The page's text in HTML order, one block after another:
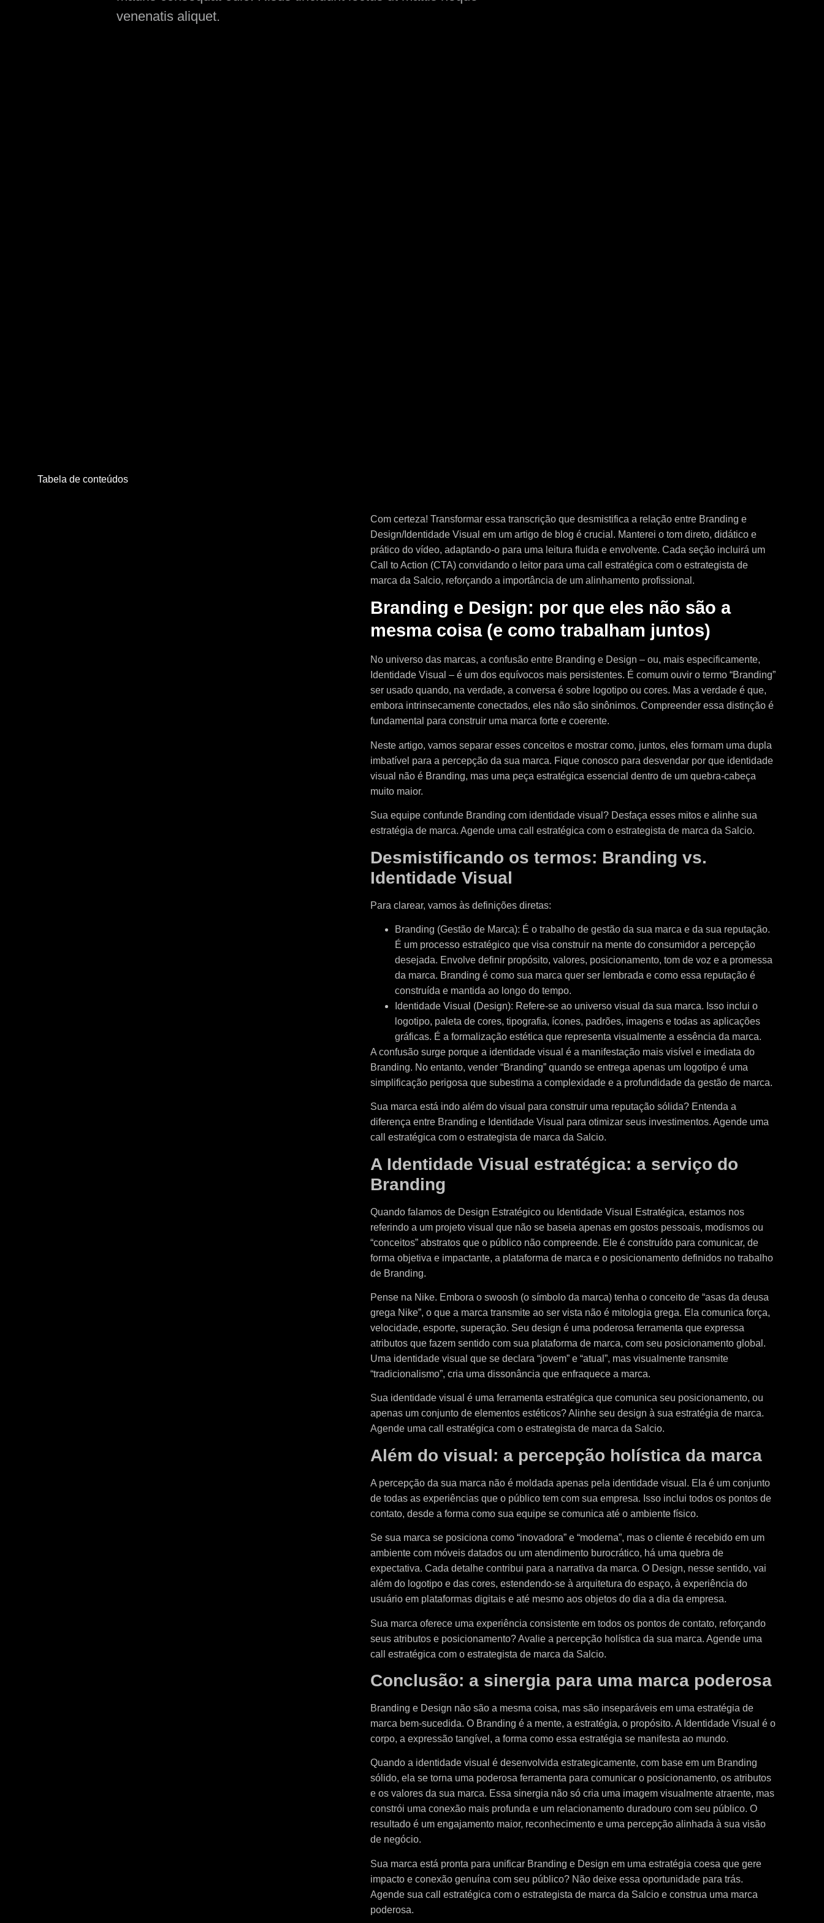
venenatis aliquet.
Tabela de conteúdos
Com certeza! Transformar essa transcrição que desmistifica a relação entre Branding e
Design/Identidade Visual em um artigo de blog é crucial. Manterei o tom direto, didático e
prático do vídeo, adaptando-o para uma leitura fluida e envolvente. Cada seção incluirá um
Call to Action (CTA) convidando o leitor para uma call estratégica com o estrategista de
marca da Salcio, reforçando a importância de um alinhamento profissional.
Branding e Design: por que eles não são a
mesma coisa (e como trabalham juntos)
No universo das marcas, a confusão entre Branding e Design – ou, mais especificamente,
Identidade Visual – é um dos equívocos mais persistentes. É comum ouvir o termo “Branding”
ser usado quando, na verdade, a conversa é sobre logotipo ou cores. Mas a verdade é que,
embora intrinsecamente conectados, eles não são sinônimos. Compreender essa distinção é
fundamental para construir uma marca forte e coerente.
Neste artigo, vamos separar esses conceitos e mostrar como, juntos, eles formam uma dupla
imbatível para a percepção da sua marca. Fique conosco para desvendar por que identidade
visual não é Branding, mas uma peça estratégica essencial dentro de um quebra-cabeça
muito maior.
Sua equipe confunde Branding com identidade visual? Desfaça esses mitos e alinhe sua
estratégia de marca. Agende uma call estratégica com o estrategista de marca da Salcio.
Desmistificando os termos: Branding vs.
Identidade Visual
Para clarear, vamos às definições diretas:
Branding (Gestão de Marca): É o trabalho de gestão da sua marca e da sua reputação.
É um processo estratégico que visa construir na mente do consumidor a percepção
desejada. Envolve definir propósito, valores, posicionamento, tom de voz e a promessa
da marca. Branding é como sua marca quer ser lembrada e como essa reputação é
construída e mantida ao longo do tempo.
Identidade Visual (Design): Refere-se ao universo visual da sua marca. Isso inclui o
logotipo, paleta de cores, tipografia, ícones, padrões, imagens e todas as aplicações
gráficas. É a formalização estética que representa visualmente a essência da marca.
A confusão surge porque a identidade visual é a manifestação mais visível e imediata do
Branding. No entanto, vender “Branding” quando se entrega apenas um logotipo é uma
simplificação perigosa que subestima a complexidade e a profundidade da gestão de marca.
Sua marca está indo além do visual para construir uma reputação sólida? Entenda a
diferença entre Branding e Identidade Visual para otimizar seus investimentos. Agende uma
call estratégica com o estrategista de marca da Salcio.
A Identidade Visual estratégica: a serviço do
Branding
Quando falamos de Design Estratégico ou Identidade Visual Estratégica, estamos nos
referindo a um projeto visual que não se baseia apenas em gostos pessoais, modismos ou
“conceitos” abstratos que o público não compreende. Ele é construído para comunicar, de
forma objetiva e impactante, a plataforma de marca e o posicionamento definidos no trabalho
de Branding.
Pense na Nike. Embora o swoosh (o símbolo da marca) tenha o conceito de “asas da deusa
grega Nike”, o que a marca transmite ao ser vista não é mitologia grega. Ela comunica força,
velocidade, esporte, superação. Seu design é uma poderosa ferramenta que expressa
atributos que fazem sentido com sua plataforma de marca, com seu posicionamento global.
Uma identidade visual que se declara “jovem” e “atual”, mas visualmente transmite
“tradicionalismo”, cria uma dissonância que enfraquece a marca.
Sua identidade visual é uma ferramenta estratégica que comunica seu posicionamento, ou
apenas um conjunto de elementos estéticos? Alinhe seu design à sua estratégia de marca.
Agende uma call estratégica com o estrategista de marca da Salcio.
Além do visual: a percepção holística da marca
A percepção da sua marca não é moldada apenas pela identidade visual. Ela é um conjunto
de todas as experiências que o público tem com sua empresa. Isso inclui todos os pontos de
contato, desde a forma como sua equipe se comunica até o ambiente físico.
Se sua marca se posiciona como “inovadora” e “moderna”, mas o cliente é recebido em um
ambiente com móveis datados ou um atendimento burocrático, há uma quebra de
expectativa. Cada detalhe contribui para a narrativa da marca. O Design, nesse sentido, vai
além do logotipo e das cores, estendendo-se à arquitetura do espaço, à experiência do
usuário em plataformas digitais e até mesmo aos objetos do dia a dia da empresa.
Sua marca oferece uma experiência consistente em todos os pontos de contato, reforçando
seus atributos e posicionamento? Avalie a percepção holística da sua marca. Agende uma
call estratégica com o estrategista de marca da Salcio.
Conclusão: a sinergia para uma marca poderosa
Branding e Design não são a mesma coisa, mas são inseparáveis em uma estratégia de
marca bem-sucedida. O Branding é a mente, a estratégia, o propósito. A Identidade Visual é o
corpo, a expressão tangível, a forma como essa estratégia se manifesta ao mundo.
Quando a identidade visual é desenvolvida estrategicamente, com base em um Branding
sólido, ela se torna uma poderosa ferramenta para comunicar o posicionamento, os atributos
e os valores da sua marca. Essa sinergia não só cria uma imagem visualmente atraente, mas
constrói uma conexão mais profunda e um relacionamento duradouro com seu público. O
resultado é um engajamento maior, reconhecimento e uma percepção alinhada à sua visão
de negócio.
Sua marca está pronta para unificar Branding e Design em uma estratégia coesa que gere
impacto e conexão genuína com seu público? Não deixe essa oportunidade para trás.
Agende sua call estratégica com o estrategista de marca da Salcio e construa uma marca
poderosa.